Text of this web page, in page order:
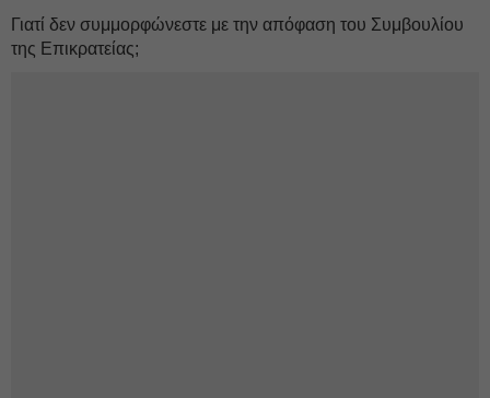
Γιατί δεν συμμορφώνεστε με την απόφαση του Συμβουλίου
της Επικρατείας;